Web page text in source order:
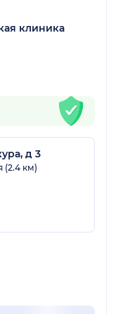
клиника
д 3
(2.4 км)